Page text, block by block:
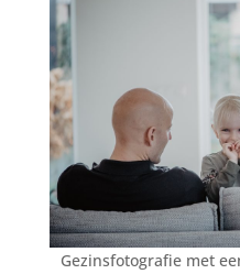
Gezinsfotografie met